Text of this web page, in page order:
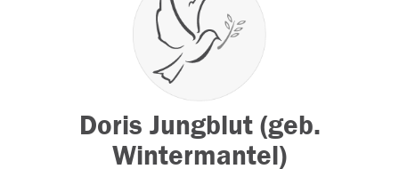
Doris Jungblut (geb.
Wintermantel)